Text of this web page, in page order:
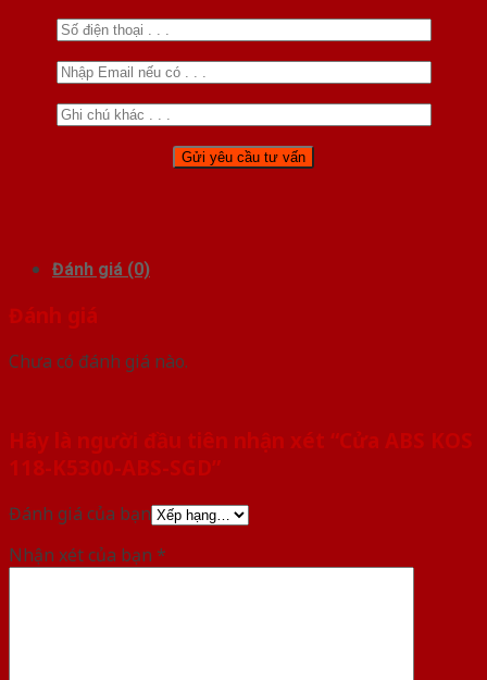
Đánh giá (0)
Đánh giá
Chưa có đánh giá nào.
Hãy là người đầu tiên nhận xét “Cửa ABS KOS
118-K5300-ABS-SGD”
Đánh giá của bạn
Nhận xét của bạn *